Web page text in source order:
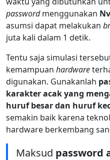
passwordmenggunakan
asumsi dapat melakukan
juta kali dalam 1 detik.
Tentu saja simulasi
kemampuan hardware
digunakan. Gunakanlah
karakter acak yang
huruf besar dan huruf
semakin baik karena
hardware berkembang
Maksud password